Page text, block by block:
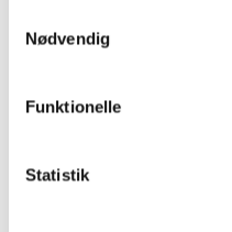
Nødvendig
Funktionelle
Statistik
Alle registrerede artikler
...
...